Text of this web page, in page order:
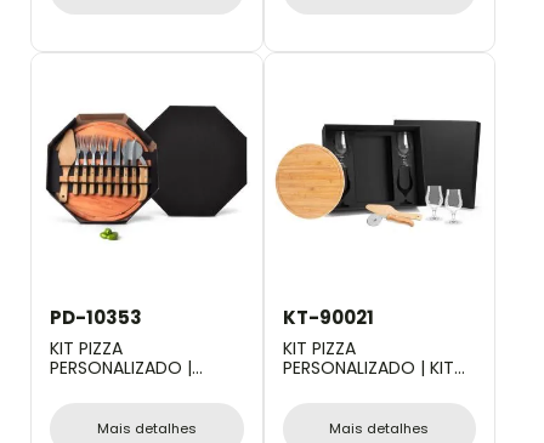
PD-10353
KIT PIZZA
PERSONALIZADO |
35 CM - 11 PÇS
Mais detalhes
KT-90021
KIT PIZZA
PERSONALIZADO | KIT
Mais detalhes